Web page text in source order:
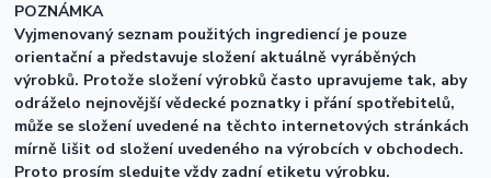
POZNÁMKA
Vyjmenovaný seznam použitých ingrediencí je pouze
orientační a představuje složení aktuálně vyráběných
výrobků. Protože složení výrobků často upravujeme tak, aby
odráželo nejnovější vědecké poznatky i přání spotřebitelů,
může se složení uvedené na těchto internetových stránkách
mírně lišit od složení uvedeného na výrobcích v obchodech.
Proto prosím sledujte vždy zadní etiketu výrobku.